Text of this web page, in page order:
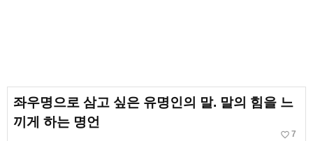
좌우명으로 삼고 싶은 유명인의 말. 말의 힘을 느
끼게 하는 명언
favorite_border 7